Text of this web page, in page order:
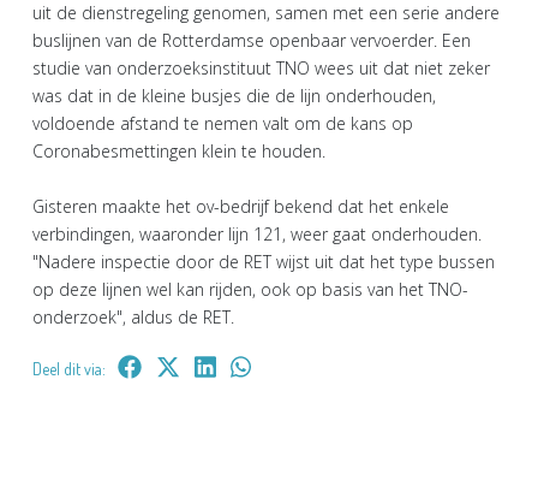
uit de dienstregeling genomen, samen met een serie andere
buslijnen van de Rotterdamse openbaar vervoerder. Een
studie van onderzoeksinstituut TNO wees uit dat niet zeker
was dat in de kleine busjes die de lijn onderhouden,
voldoende afstand te nemen valt om de kans op
Coronabesmettingen klein te houden.
Gisteren maakte het ov-bedrijf bekend dat het enkele
verbindingen, waaronder lijn 121, weer gaat onderhouden.
"Nadere inspectie door de RET wijst uit dat het type bussen
op deze lijnen wel kan rijden, ook op basis van het TNO-
onderzoek", aldus de RET.
Deel dit via: